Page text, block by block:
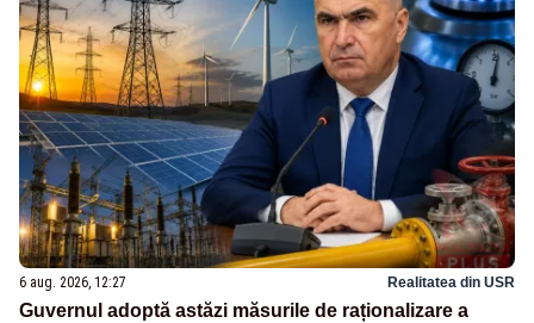
6 aug. 2026, 12:27 Realitatea din USR
Guvernul adoptă astăzi măsurile de raționalizare a